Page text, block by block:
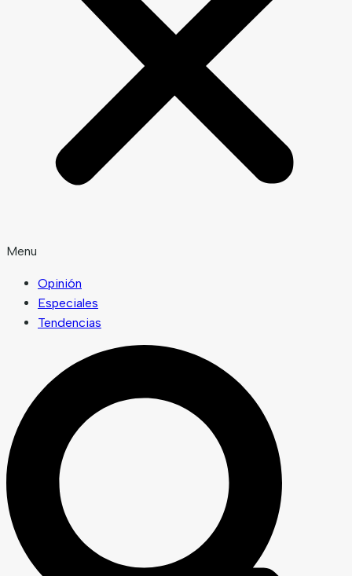
Menu
Opinión
Especiales
Tendencias